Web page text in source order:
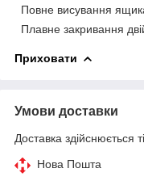
Повне висування
Плавне закривання
Приховати
Умови доставки
Доставка здійснюється
Нова Пошта